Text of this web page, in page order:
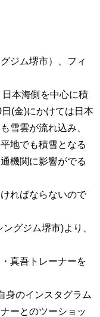
ジム堺市）、フィ
本海側を中心に積
(金)にかけては日本
雪雲が流れ込み、
地でも積雪となる
機関に影響がでる
ればならないので
グジム堺市)より、
真吾トレーナーを
身のインスタグラム
ーとのツーショッ